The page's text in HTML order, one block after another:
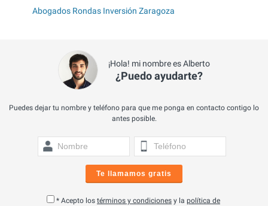
Abogados Rondas Inversión Zaragoza
¡Hola! mi nombre es Alberto
¿Puedo ayudarte?
Puedes dejar tu nombre y teléfono para que me ponga en contacto contigo lo
antes posible.
Te llamamos gratis
* Acepto los términos y condiciones y la política de